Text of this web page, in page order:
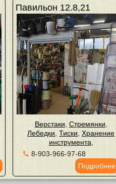
Павильон 12.8,21
Верстаки Стремянки
Лебедки ,Тиски ,Хранение
инструмента
8-903-966-97-68
Подробнее